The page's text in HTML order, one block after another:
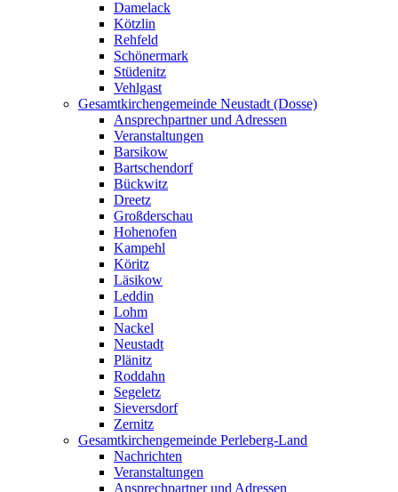
Damelack
Kötzlin
Rehfeld
Schönermark
Stüdenitz
Vehlgast
Gesamtkirchengemeinde Neustadt (Dosse)
Ansprechpartner und Adressen
Veranstaltungen
Barsikow
Bartschendorf
Bückwitz
Dreetz
Großderschau
Hohenofen
Kampehl
Köritz
Läsikow
Leddin
Lohm
Nackel
Neustadt
Plänitz
Roddahn
Segeletz
Sieversdorf
Zernitz
Gesamtkirchengemeinde Perleberg-Land
Nachrichten
Veranstaltungen
Ansprechpartner und Adressen